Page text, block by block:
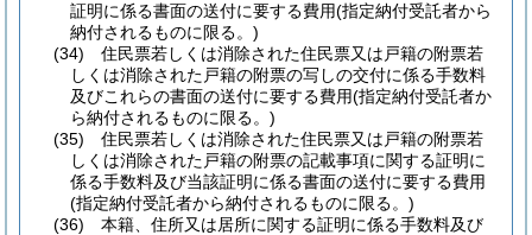
証明に係る書面の送付に要する費用(指定納付受託者から
納付されるものに限る。)
(34)
住民票若しくは消除された住民票又は戸籍の附票若
しくは消除された戸籍の附票の写しの交付に係る手数料
及びこれらの書面の送付に要する費用(指定納付受託者か
ら納付されるものに限る。)
(35)
住民票若しくは消除された住民票又は戸籍の附票若
しくは消除された戸籍の附票の記載事項に関する証明に
係る手数料及び当該証明に係る書面の送付に要する費用
(指定納付受託者から納付されるものに限る。)
(36)
本籍、住所又は居所に関する証明に係る手数料及び